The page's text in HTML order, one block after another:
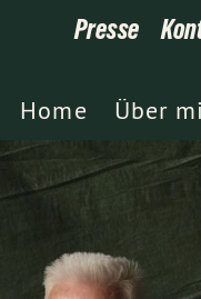
Presse
Home Über